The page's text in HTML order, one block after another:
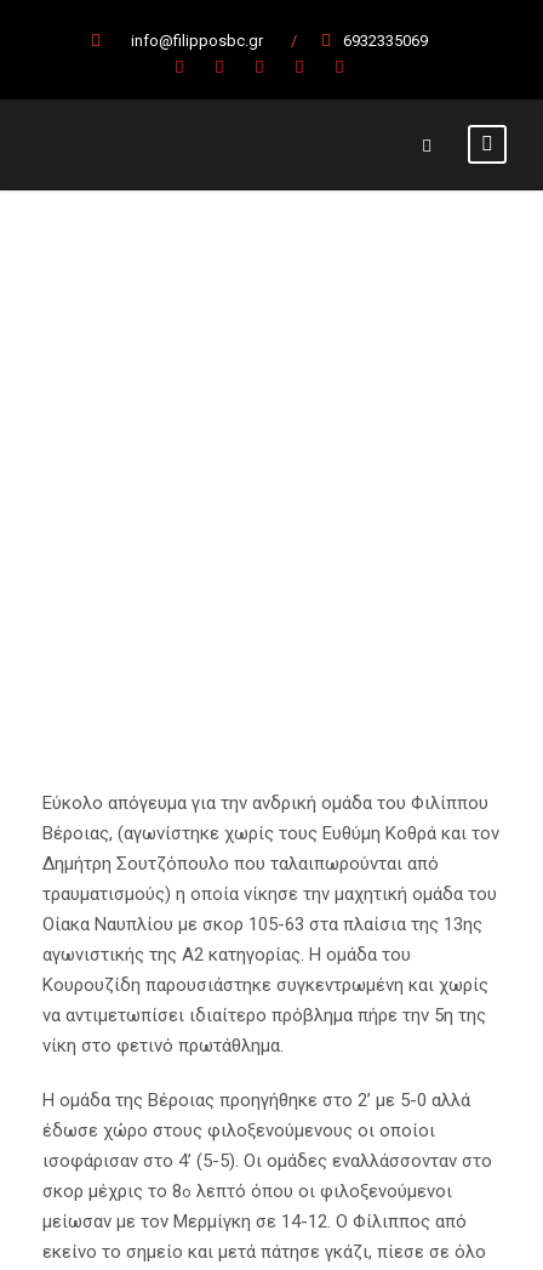
info@filipposbc.gr / 6932335069
Εύκολο απόγευμα για την ανδρική ομάδα του Φιλίππου
Βέροιας, (αγωνίστηκε χωρίς τους Ευθύμη Κοθρά και τον
Δημήτρη Σουτζόπουλο που ταλαιπωρούνται από
τραυματισμούς) η οποία νίκησε την μαχητική ομάδα του
Οίακα Ναυπλίου με σκορ 105-63 στα πλαίσια της 13ης
αγωνιστικής της Α2 κατηγορίας. Η ομάδα του
Κουρουζίδη παρουσιάστηκε συγκεντρωμένη και χωρίς
να αντιμετωπίσει ιδιαίτερο πρόβλημα πήρε την 5η της
νίκη στο φετινό πρωτάθλημα.
Η ομάδα της Βέροιας προηγήθηκε στο 2’ με 5-0 αλλά
έδωσε χώρο στους φιλοξενούμενους οι οποίοι
ισοφάρισαν στο 4’ (5-5). Οι ομάδες εναλλάσσονταν στο
σκορ μέχρις το 8ο λεπτό όπου οι φιλοξενούμενοι
μείωσαν με τον Μερμίγκη σε 14-12. Ο Φίλιππος από
εκείνο το σημείο και μετά πάτησε γκάζι, πίεσε σε όλο